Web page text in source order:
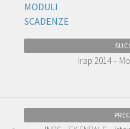
MODULI
SCADENZE
Irap 2014 –